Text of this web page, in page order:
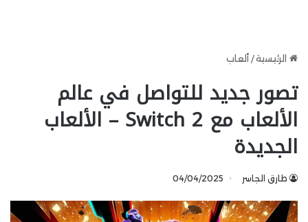
الرئيسية/ ألعاب
تصور جديد للتواصل في عالم
الألعاب مع Switch 2 – الألعاب
الجديدة
طارق الجاسر 04/04/2025